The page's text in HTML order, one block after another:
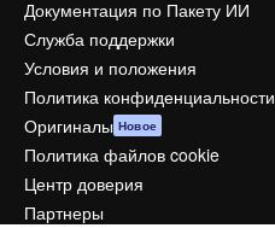
Документация по Пакету ИИ
Служба поддержки
Условия и положения
Политика конфиденциальности
Оригиналы Новое
Политика файлов cookie
Центр доверия
Партнеры